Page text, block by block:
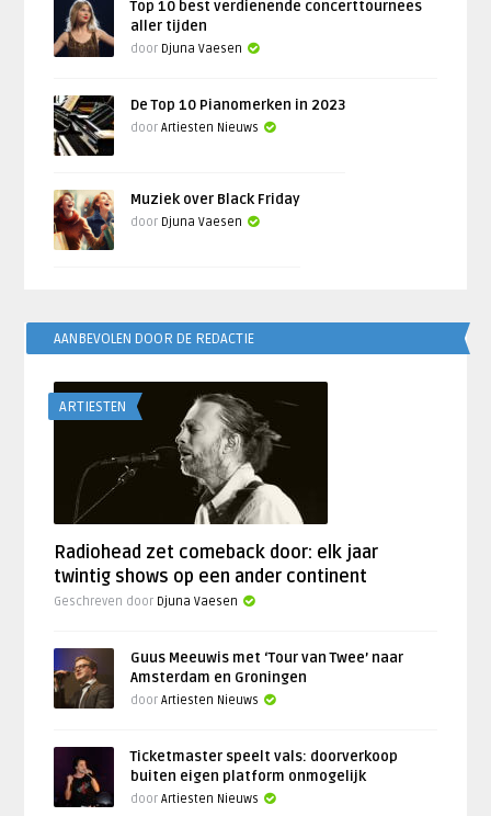
Top 10 best verdienende concerttournees
aller tijden
door Djuna Vaesen
De Top 10 Pianomerken in 2023
doorArtiesten Nieuws
Muziek over Black Friday
door Djuna Vaesen
AANBEVOLEN DOOR DE REDACTIE
ARTIESTEN
Radiohead zet comeback door: elk jaar
twintig shows op een ander continent
Geschreven door Djuna Vaesen
Guus Meeuwis met ‘Tour van Twee’ naar
Amsterdam en Groningen
doorArtiesten Nieuws
Ticketmaster speelt vals: doorverkoop
buiten eigen platform onmogelijk
doorArtiesten Nieuws